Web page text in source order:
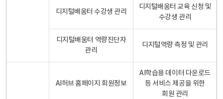
디지털배움터 수강생 관리
디지털배움터 교육 신청 및
수강생 관리
디지털배움터 역량진단자
관리
디지털역량 측정 및 관리
AI허브 홈페이지 회원정보
AI학습용 데이터 다운로드
등 서비스 제공을 위한
회원 관리